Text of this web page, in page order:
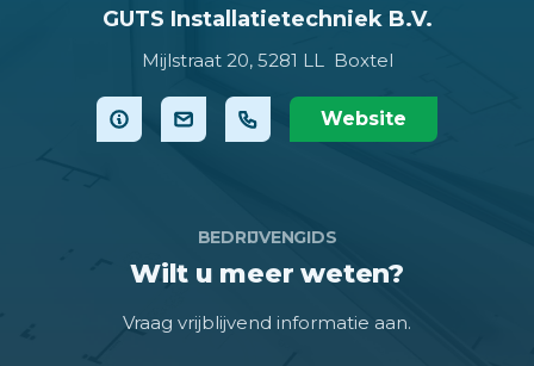
GUTS Installatietechniek B.V.
Mijlstraat 20, 5281 LL Boxtel
Website
BEDRIJVENGIDS
Wilt u meer weten?
Vraag vrijblijvend informatie aan.